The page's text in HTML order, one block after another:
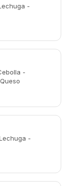
-
-
-